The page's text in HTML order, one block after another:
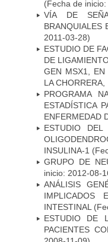
(Fecha de
VÍA DE
BRANQUIALES
2011-03-28)
ESTUDIO DE
DE
GEN MSX1, EN
LA
PROGRAMA
ESTADÍSTICA
ENFERMEDAD
ESTUDIO
INSULINA-1
GRUPO DE
inicio: 2012-08-
ANÁLISIS
IMPLICADOS
INTESTINAL
ESTUDIO DE
PACIENTES